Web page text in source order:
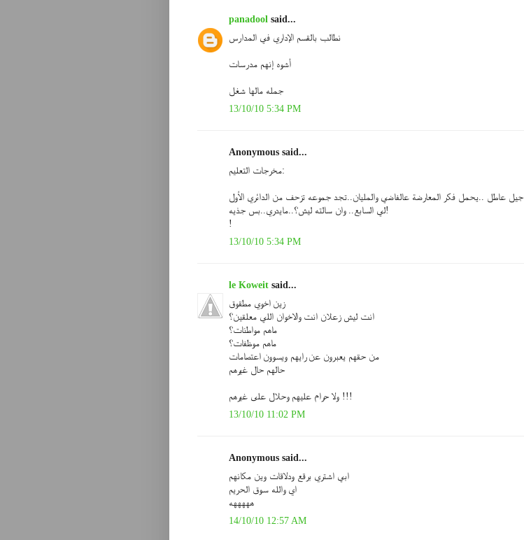
panadool said...
نطالب بالقسم الإداري في المدارس
أشوه إنهم مدرسات
جمله مالها شغل
13/10/10 5:34 PM
Anonymous said...
مخرجات التعليم:
جيل عاطل ..يحمل فكر المعارضة عالفاضي والمليان..تجد جموعه تزحف من الدائري الأول
لي السابع.. وان سالته ليش؟..مايدري..بس جذيه!
!
13/10/10 5:34 PM
le Koweit said...
زين اخوي مطقوق
انت ليش زعلان انت والاخوان اللي معلقين؟
ماهم مواطنات؟
ماهم موظفات؟
من حقهم يعبرون عن رايهم ويسوون اعتصامات
حالهم حال غيرهم
ولا حرام عليهم وحلال على غيرهم !!!
13/10/10 11:02 PM
Anonymous said...
ابي اشتري برقع ودلاقات وين مكانهم
اي والله سوق الحريم
هههههه
14/10/10 12:57 AM